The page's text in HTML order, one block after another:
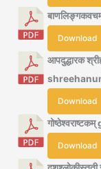
Download
आपदुद्धारक
Download
Download